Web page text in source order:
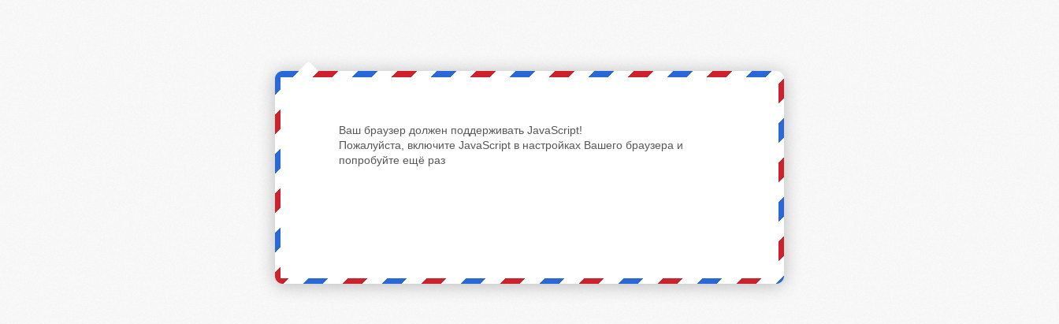
Ваш браузер должен поддерживать JavaScript!
Пожалуйста, включите JavaScript в настройках Вашего браузера и
попробуйте ещё раз